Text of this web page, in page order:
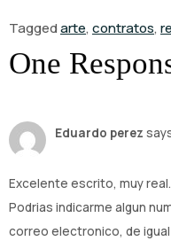
Taggedarte, contratos,
One
Eduardo perez
Excelente escrito, muy real.
Podrias indicarme algun
correo electronico, de